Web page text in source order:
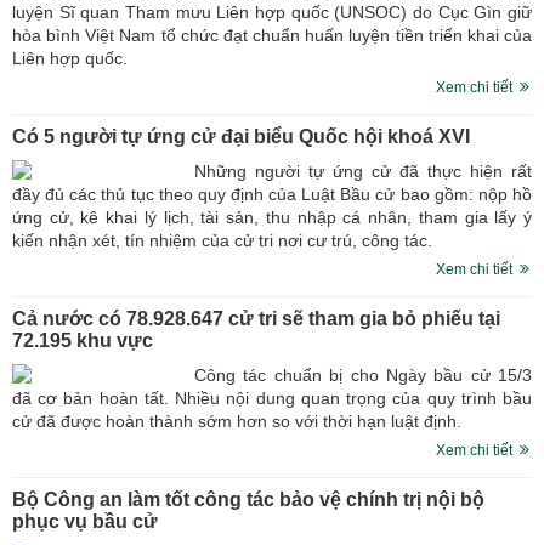
luyện Sĩ quan Tham mưu Liên hợp quốc (UNSOC) do Cục Gìn giữ
hòa bình Việt Nam tổ chức đạt chuẩn huấn luyện tiền triển khai của
Liên hợp quốc.
Xem chi tiết
Có 5 người tự ứng cử đại biểu Quốc hội khoá XVI
Những người tự ứng cử đã thực hiện rất
đầy đủ các thủ tục theo quy định của Luật Bầu cử bao gồm: nộp hồ
ứng cử, kê khai lý lịch, tài sản, thu nhập cá nhân, tham gia lấy ý
kiến nhận xét, tín nhiệm của cử tri nơi cư trú, công tác.
Xem chi tiết
Cả nước có 78.928.647 cử tri sẽ tham gia bỏ phiếu tại
72.195 khu vực
Công tác chuẩn bị cho Ngày bầu cử 15/3
đã cơ bản hoàn tất. Nhiều nội dung quan trọng của quy trình bầu
cử đã được hoàn thành sớm hơn so với thời hạn luật định.
Xem chi tiết
Bộ Công an làm tốt công tác bảo vệ chính trị nội bộ
phục vụ bầu cử